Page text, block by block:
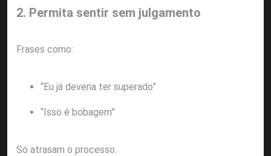
2. Permita sentir sem julgamento
Frases como:
“Eu já deveria ter superado”
“Isso é bobagem”
Só atrasam o processo.